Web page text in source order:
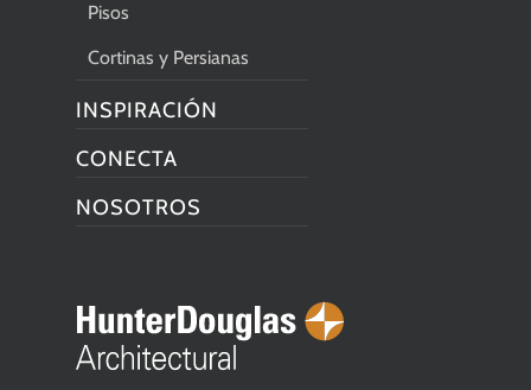
Pisos
Cortinas y Persianas
INSPIRACIÓN
CONECTA
NOSOTROS